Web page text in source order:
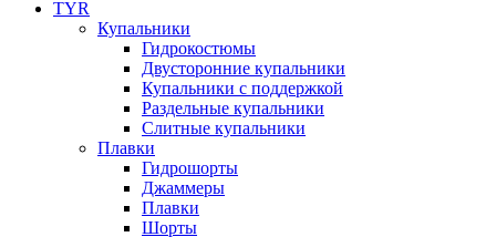
TYR
Купальники
Гидрокостюмы
Двусторонние купальники
Купальники с поддержкой
Раздельные купальники
Слитные купальники
Плавки
Гидрошорты
Джаммеры
Плавки
Шорты